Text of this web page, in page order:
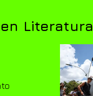
Literatura